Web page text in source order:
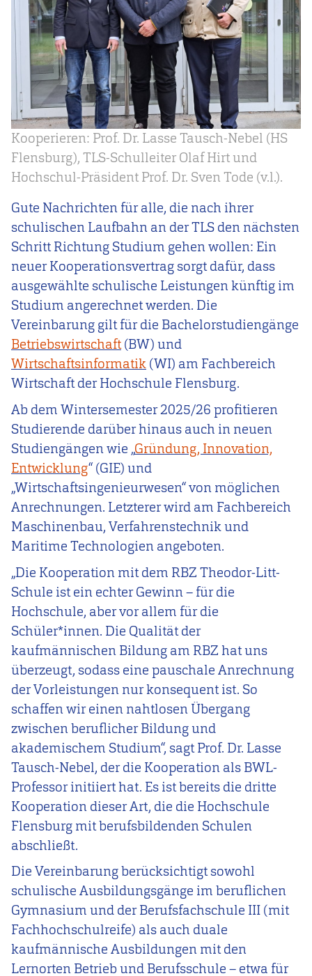
Kooperieren: Prof. Dr. Lasse Tausch-Nebel (HS
Flensburg), TLS-Schulleiter Olaf Hirt und
Hochschul-Präsident Prof. Dr. Sven Tode (v.l.).
Gute Nachrichten für alle, die nach ihrer
schulischen Laufbahn an der TLS den nächsten
Schritt Richtung Studium gehen wollen: Ein
neuer Kooperationsvertrag sorgt dafür, dass
ausgewählte schulische Leistungen künftig im
Studium angerechnet werden. Die
Vereinbarung gilt für die Bachelorstudiengänge
Betriebswirtschaft(BW) und
Wirtschaftsinformatik (WI) am Fachbereich
Wirtschaft der Hochschule Flensburg.
Ab dem Wintersemester 2025/26 profitieren
Studierende darüber hinaus auch in neuen
Studiengängen wie „Gründung, Innovation,
Entwicklung“ (GIE) und
„Wirtschaftsingenieurwesen“ von möglichen
Anrechnungen. Letzterer wird am Fachbereich
Maschinenbau, Verfahrenstechnik und
Maritime Technologien angeboten.
„Die Kooperation mit dem RBZ Theodor-Litt-
Schule ist ein echter Gewinn – für die
Hochschule, aber vor allem für die
Schüler*innen. Die Qualität der
kaufmännischen Bildung am RBZ hat uns
überzeugt, sodass eine pauschale Anrechnung
der Vorleistungen nur konsequent ist. So
schaffen wir einen nahtlosen Übergang
zwischen beruflicher Bildung und
akademischem Studium“, sagt Prof. Dr. Lasse
Tausch-Nebel, der die Kooperation als BWL-
Professor initiiert hat. Es ist bereits die dritte
Kooperation dieser Art, die die Hochschule
Flensburg mit berufsbildenden Schulen
abschließt.
Die Vereinbarung berücksichtigt sowohl
schulische Ausbildungsgänge im beruflichen
Gymnasium und der Berufsfachschule III (mit
Fachhochschulreife) als auch duale
kaufmännische Ausbildungen mit den
Lernorten Betrieb und Berufsschule – etwa für